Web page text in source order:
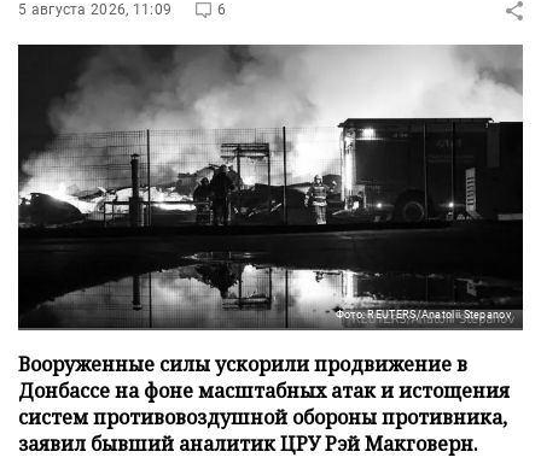
5 августа 2026, 11:09 6
Фото: REUTERS/Anatolii Stepanov
Вооруженные силы ускорили продвижение в
Донбассе на фоне масштабных атак и истощения
систем противовоздушной обороны противника,
заявил бывший аналитик ЦРУ Рэй Макговерн.